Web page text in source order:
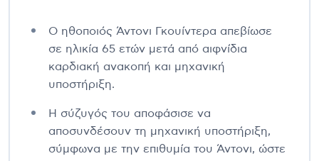
Ο ηθοποιός Άντονι Γκουίντερα απεβίωσε
σε ηλικία 65 ετών μετά από αιφνίδια
καρδιακή ανακοπή και μηχανική
υποστήριξη.
Η σύζυγός του αποφάσισε να
αποσυνδέσουν τη μηχανική υποστήριξη,
σύμφωνα με την επιθυμία του Άντονι, ώστε